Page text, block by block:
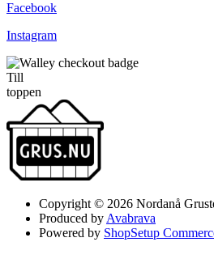
Facebook
Instagram
Till
toppen
Copyright © 2026 Nordanå
Produced byAvabrava
Powered by ShopSetup